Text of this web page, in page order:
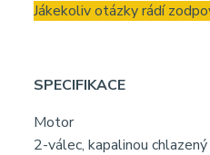
Jákekoliv otázky rádí
SPECIFIKACE
Motor
2-válec, kapalinou